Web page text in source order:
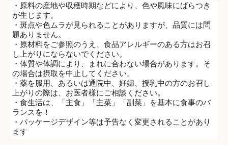
・原料の産地や収穫時期などにより、色や風味にばらつき
が生じます。
・斑点や色ムラが見られることがありますが、品質には問
題ありません。
・原材料をご参照のうえ、食品アレルギーのある方はお召
し上がりにならないでください。
・体質や体調により、まれに合わない場合があります。そ
の場合は摂取を中止してください。
・薬を服用、あるいは通院中、妊婦、授乳中の方のお召し
上がりの際は、お医者様にご相談ください。
・食生活は、「主食」「主菜」「副菜」を基本に食事のバ
ランスを！
・パッケージデザイン等は予告なく変更されることがあり
ます